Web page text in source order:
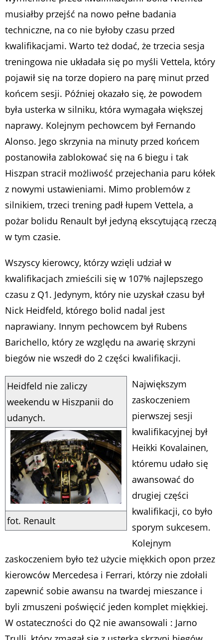
musiałby przejść na nowo pełne badania
techniczne, na co nie byłoby czasu przed
kwalifikacjami. Warto też dodać, że trzecia sesja
treningowa nie układała się po myśli Vettela, który
pojawił się na torze dopiero na parę minut przed
końcem sesji. Później okazało się, że powodem
była usterka w silniku, która wymagała większej
naprawy. Kolejnym pechowcem był Fernando
Alonso. Jego skrzynia na minuty przed końcem
postanowiła zablokować się na 6 biegu i tak
Hiszpan stracił możliwość przejechania paru kółek
z nowymi ustawieniami. Mimo problemów z
silnikiem, trzeci trening padł łupem Vettela, a
pożar bolidu Renault był jedyną ekscytującą rzeczą
w tym czasie.
Wszyscy kierowcy, którzy wzięli udział w
kwalifikacjach zmieścili się w 107% najlepszego
czasu z Q1. Jedynym, który nie uzyskał czasu był
Nick Heidfeld, którego bolid nadal jest
naprawiany. Innym pechowcem był Rubens
Barichello, który ze względu na awarię skrzyni
biegów nie wszedł do 2 części kwalifikacji.
Heidfeld nie zaliczy
weekendu w Hiszpanii do
udanych.
fot. Renault
Największym
zaskoczeniem
pierwszej sesji
kwalifikacyjnej był
Heikki Kovalainen,
któremu udało się
awansować do
drugiej części
kwalifikacji, co było
sporym sukcesem.
Kolejnym
zaskoczeniem było też użycie miękkich opon przez
kierowców Mercedesa i Ferrari, którzy nie zdołali
zapewnić sobie awansu na twardej mieszance i
byli zmuszeni poświęcić jeden komplet miękkiej.
W ostateczności do Q2 nie awansowali : Jarno